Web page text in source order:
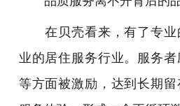
在贝壳看来，有了专业
业的居住服务行业。服务
等方面被激励，达到长期